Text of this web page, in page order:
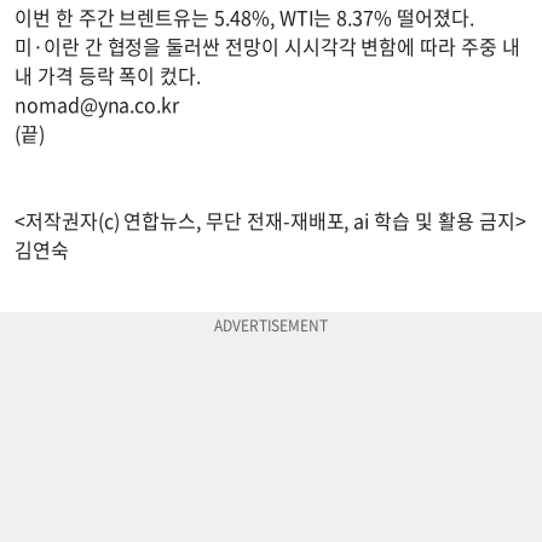
이번 한 주간 브렌트유는 5.48%, WTI는 8.37% 떨어졌다.
미·이란 간 협정을 둘러싼 전망이 시시각각 변함에 따라 주중 내
내 가격 등락 폭이 컸다.
nomad@yna.co.kr
(끝)
<저작권자(c) 연합뉴스, 무단 전재-재배포, ai 학습 및 활용 금지>
김연숙